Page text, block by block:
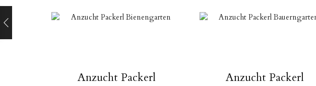
Anzucht Packerl
Anzucht Packerl